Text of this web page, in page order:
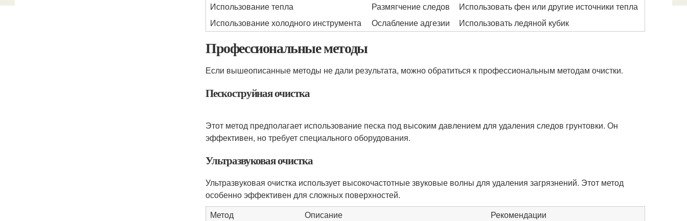
Использование тепла
Размягчение следов
Использовать фен или другие источники тепла
Использование холодного инструмента
Ослабление адгезии Использовать ледяной кубик
Профессиональные методы
Если вышеописанные методы не дали результата, можно обратиться к профессиональным методам очистки.
Пескоструйная очистка
Этот метод предполагает использование песка под высоким давлением для удаления следов грунтовки. Он
эффективен, но требует специального оборудования.
Ультразвуковая очистка
Ультразвуковая очистка использует высокочастотные звуковые волны для удаления загрязнений. Этот метод
особенно эффективен для сложных поверхностей.
Метод
Описание
Рекомендации